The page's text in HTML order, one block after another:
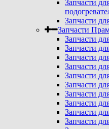
Запчасти
Запчасти
Запчасти
Запчасти
Запчасти
Запчасти
Запчасти
Запчасти
Запчасти
Запчасти
Запчасти
Запчасти
Запчасти